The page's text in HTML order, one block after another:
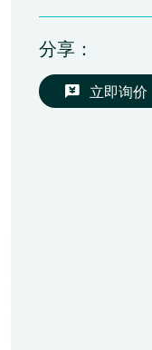
分享：
立即询价